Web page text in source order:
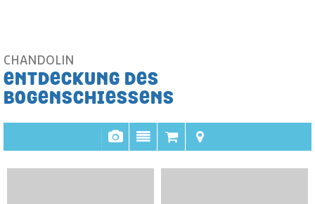
ENTDECKUNG DES
BOGENSCHIESSENS
CHANDOLIN